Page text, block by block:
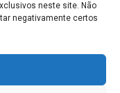
neste site. Não
negativamente certos
e não devem ser
Leia mais